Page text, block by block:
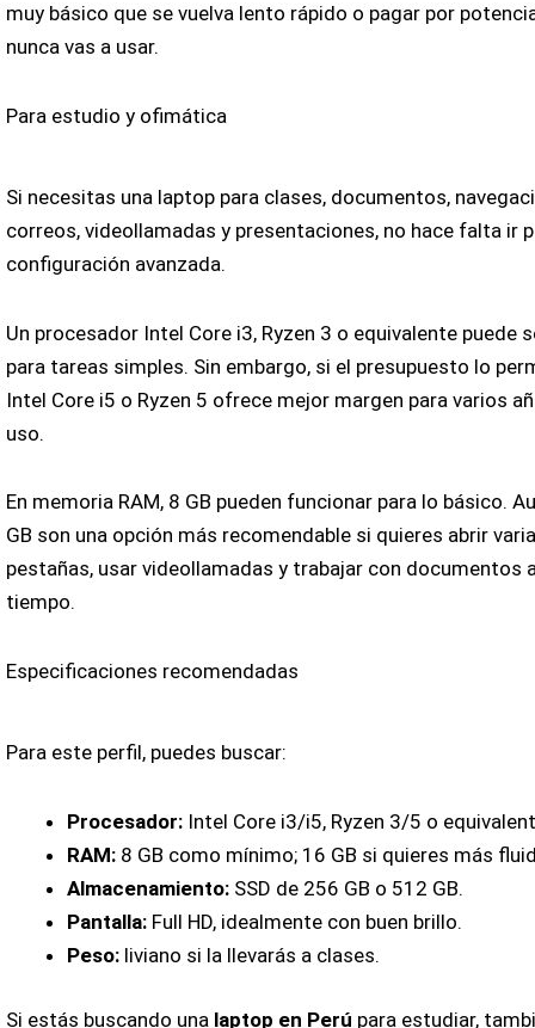
muy básico que se vuelva lento rápido o pagar por
nunca vas a usar.
Para estudio y ofimática
Si necesitas una laptop para clases, documentos,
correos, videollamadas y presentaciones, no hace falta ir
configuración avanzada.
Un procesador Intel Core i3, Ryzen 3 o equivalente puede
para tareas simples. Sin embargo, si el presupuesto lo
Intel Core i5 o Ryzen 5 ofrece mejor margen para varios
uso.
En memoria RAM, 8 GB pueden funcionar para lo básico.
GB son una opción más recomendable si quieres abrir
pestañas, usar videollamadas y trabajar con documentos
tiempo.
Especificaciones recomendadas
Para este perfil, puedes buscar:
Procesador: Intel Core i3/i5, Ryzen 3/5 o
RAM: 8 GB como mínimo; 16 GB si quieres más
Almacenamiento: SSD de 256 GB o 512 GB.
Pantalla: Full HD, idealmente con buen brillo.
Peso: liviano si la llevarás a clases.
Si estás buscando una laptop en Perú para estudiar,